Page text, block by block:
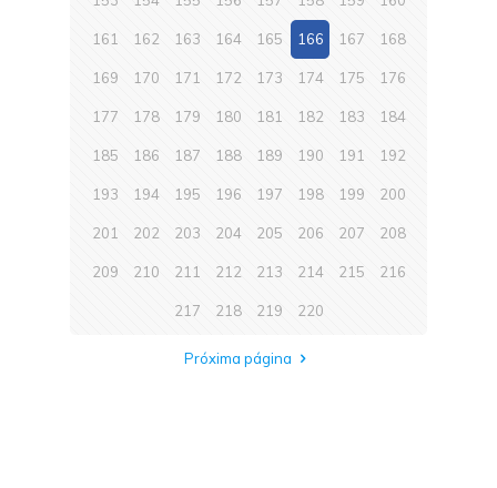
161 162 163 164 165 166 167 168
169 170 171 172 173 174 175 176
177 178 179 180 181 182 183 184
185 186 187 188 189 190 191 192
193 194 195 196 197 198 199 200
201 202 203 204 205 206 207 208
209 210 211 212 213 214 215 216
217 218 219 220
Próxima página